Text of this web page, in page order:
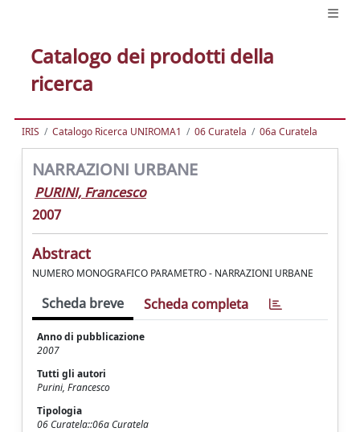
Catalogo dei prodotti della
ricerca
IRIS Catalogo Ricerca UNIROMA1 06 Curatela 06a Curatela
NARRAZIONI URBANE
PURINI, Francesco
2007
Abstract
NUMERO MONOGRAFICO PARAMETRO - NARRAZIONI URBANE
Scheda breve Scheda completa
Anno di pubblicazione
2007
Tutti gli autori
Purini, Francesco
Tipologia
06 Curatela::06a Curatela